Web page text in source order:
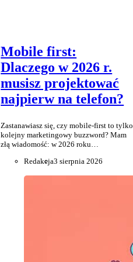
Mobile first:
Dlaczego w 2026 r.
musisz projektować
najpierw na telefon?
Zastanawiasz się, czy mobile-first to tylko
kolejny marketingowy buzzword? Mam
złą wiadomość: w 2026 roku…
Redakcja3 sierpnia 2026